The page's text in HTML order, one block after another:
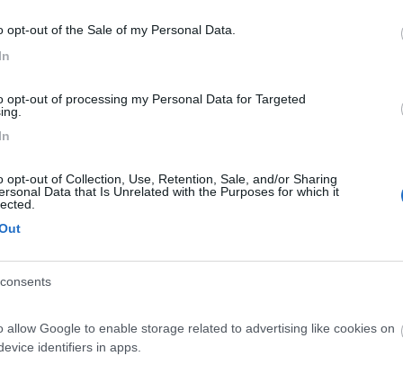
opt-out of the Sale of my Personal Data.
opt-out of processing my Personal Data for Targeted
opt-out of Collection, Use, Retention, Sale, and/or Sharing
Data that Is Unrelated with the Purposes for which it
allow Google to enable storage related to advertising like cookies on
identifiers in apps.
(PI) - 71km
Posizione